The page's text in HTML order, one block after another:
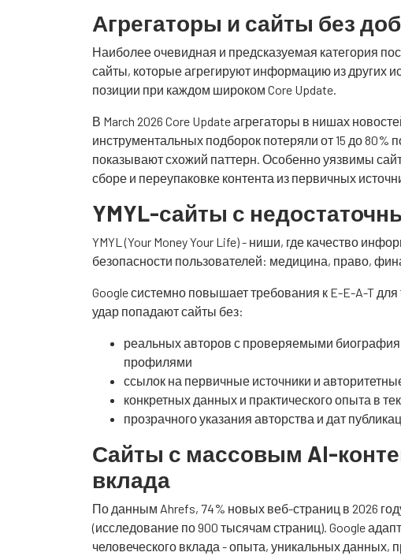
Агрегаторы и сайты без
Наиболее очевидная и предсказуемая категория
сайты, которые агрегируют информацию из других
позиции при каждом широком Core Update.
В March 2026 Core Update агрегаторы в нишах
инструментальных подборок потеряли от 15 до
показывают схожий паттерн. Особенно уязвимы
сборе и переупаковке контента из первичных
YMYL-сайты с
YMYL (Your Money Your Life) - ниши, где качество
безопасности пользователей: медицина, право,
Google системно повышает требования к E-E-A-T
удар попадают сайты без:
реальных авторов с проверяемыми
профилями
ссылок на первичные источники и
конкретных данных и практического опыта в
прозрачного указания авторства и дат
Сайты с массовым AI-
вклада
По данным Ahrefs, 74% новых веб-страниц в 2026
(исследование по 900 тысячам страниц). Google
человеческого вклада - опыта, уникальных данных,